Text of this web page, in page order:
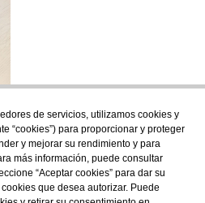
de servicios, utilizamos cookies y
“cookies”) para proporcionar y proteger
y mejorar su rendimiento y para
más información, puede consultar
“Aceptar cookies” para dar su
que desea autorizar. Puede
en AudensFood.
de privacidad
Blog gastronómico Contacto